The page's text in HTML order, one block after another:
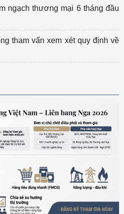
ngạch thương mại 6 tháng đầu
tham vấn xem xét quy định về